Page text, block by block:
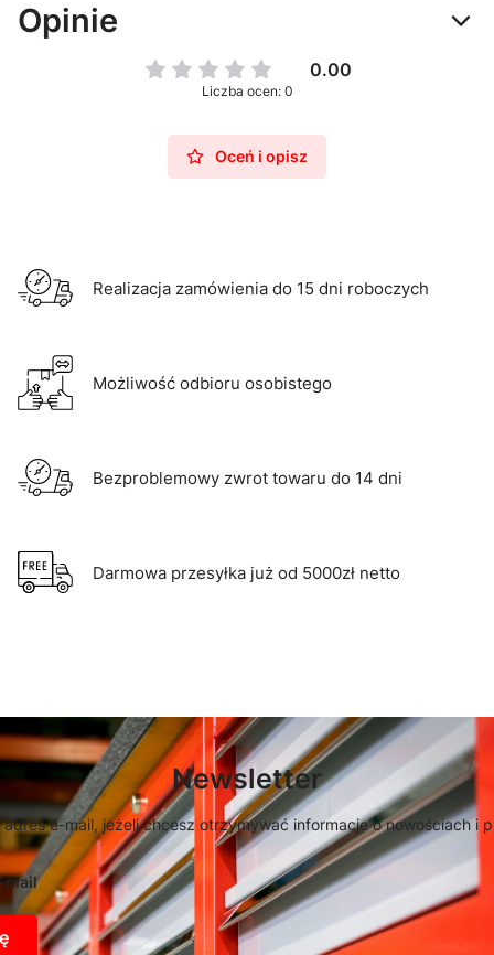
Opinie
0.00
Liczba ocen: 0
Oceń i opisz
Realizacja zamówienia do 15 dni roboczych
Możliwość odbioru osobistego
Bezproblemowy zwrot towaru do 14 dni
Darmowa przesyłka już od 5000zł netto
Newsletter
adres e-mail, jeżeli chcesz otrzymywać informacje o nowościach i
mail